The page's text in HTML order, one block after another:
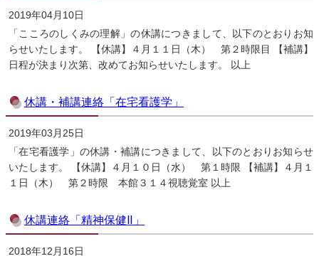
2019年04月10日
「こころのしくみの理解」の休講につきまして、以下のとおりお知
らせいたします。 【休講】４月１１日（木） 第２時限目 【補講】
日程が決まり次第、改めてお知らせいたします。 以上
休講・補講連絡「在宅看護学」
2019年03月25日
「在宅看護学」の休講・補講につきまして、以下のとおりお知らせ
いたします。 【休講】４月１０日（水） 第１時限 【補講】４月１
１日（木） 第２時限 本館３１４視聴覚室 以上
休講連絡「精神保健Ⅱ」
2018年12月16日